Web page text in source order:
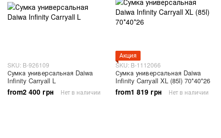
SKU: B-926109
Сумка универсальная Daiwa
Infinity Carryall L
from2 400 грн Нет в наличии
Акция
SKU: B-1112066
Сумка универсальная Daiwa
Infinity Carryall XL (85l) 70*40*26
from1 819 грн Нет в наличии